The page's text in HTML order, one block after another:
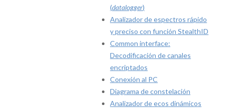
(datalogger)
Analizador de espectros rápido
y preciso con función StealthID
Common interface:
Decodificación de canales
encriptados
Conexión al PC
Diagrama de constelación
Analizador de ecos dinámicos